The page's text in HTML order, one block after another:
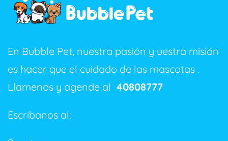
En Bubble Pet, nuestra pasión y uestra misión
es hacer que el cuidado de las mascotas .
Llamenos y agende al 40808777
Escribanos al: